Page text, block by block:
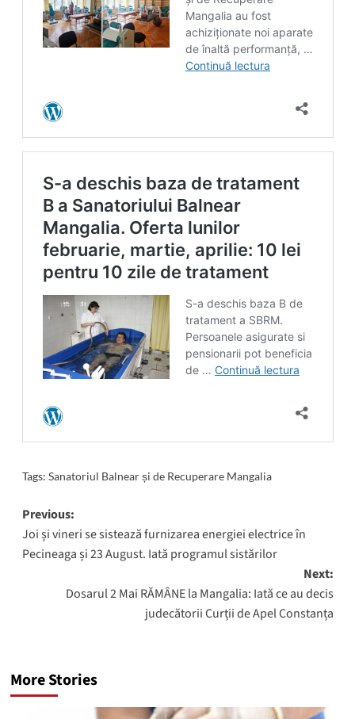
Tags: Sanatoriul Balnear și de Recuperare Mangalia
Post
navigation
Previous:
Joi și vineri se sistează furnizarea energiei electrice în
Pecineaga și 23 August. Iată programul sistărilor
Next:
Dosarul 2 Mai RĂMÂNE la Mangalia: Iată ce au decis
judecătorii Curții de Apel Constanța
More Stories